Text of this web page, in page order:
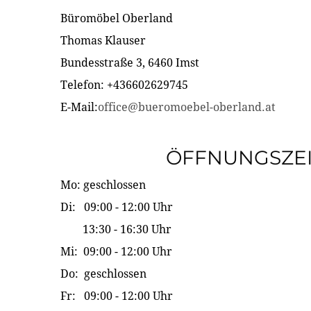
Büromöbel Oberland
Thomas Klauser
Bundesstraße 3, 6460 Imst
Telefon: +436602629745
E-Mail:office@bueromoebel-oberland.at
Mo: geschlossen
Di: 09:00 - 12:00 Uhr
13:30 - 16:30 Uhr
Mi: 09:00 - 12:00 Uhr
Do: geschlossen
Fr: 09:00 - 12:00 Uhr